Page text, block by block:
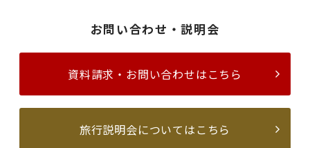
お問い合わせ・説明会
資料請求・お問い合わせはこちら
旅行説明会についてはこちら